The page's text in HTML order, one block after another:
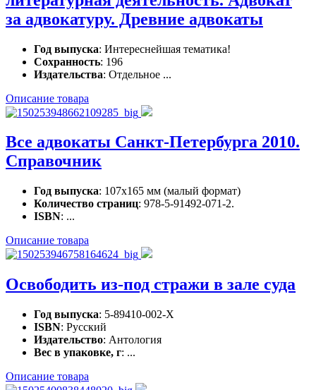
за адвокатуру. Древние адвокаты
Год выпуска: Интереснейшая тематика!
Сохранность: 196
Издательства: Отдельное ...
Описание товара
Все адвокаты Санкт-Петербурга 2010.
Справочник
Год выпуска: 107х165 мм (малый формат)
Количество страниц: 978-5-91492-071-2.
ISBN: ...
Описание товара
Освободить из-под стражи в зале суда
Год выпуска: 5-89410-002-X
ISBN: Русский
Издательство: Антология
Вес в упаковке, г: ...
Описание товара